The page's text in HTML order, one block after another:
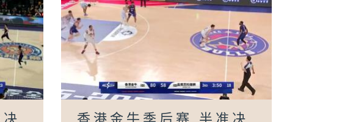
香港金牛季后赛 半准决